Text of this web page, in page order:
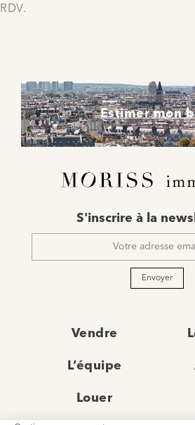
RDV.
Estimer mon
mail
S'inscrire à la
Envoyer
Vendre
L’équipe
Louer